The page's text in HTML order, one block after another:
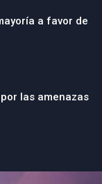
a favor de
las amenazas